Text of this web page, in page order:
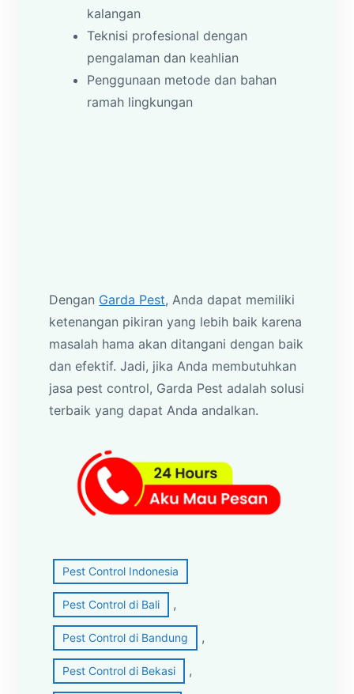
kalangan
Teknisi profesional dengan
pengalaman dan keahlian
Penggunaan metode dan bahan
ramah lingkungan
Dengan Garda Pest, Anda dapat memiliki
ketenangan pikiran yang lebih baik karena
masalah hama akan ditangani dengan baik
dan efektif. Jadi, jika Anda membutuhkan
jasa pest control, Garda Pest adalah solusi
terbaik yang dapat Anda andalkan.
Pest Control Indonesia
Pest Control di Bali ,
Pest Control di Bandung ,
Pest Control di Bekasi ,